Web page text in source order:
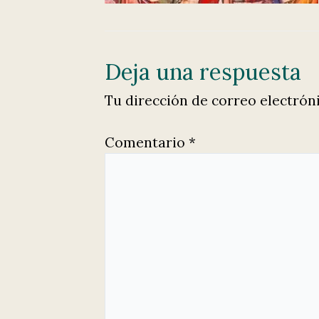
Deja una respuesta
Tu dirección de correo
Comentario *